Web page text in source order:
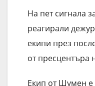
На пет сигнала
реагирали
екипи през
от
Екип от Шумен е